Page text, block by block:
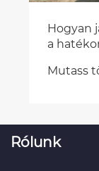
Hogyan
a
Mutass
Rólunk